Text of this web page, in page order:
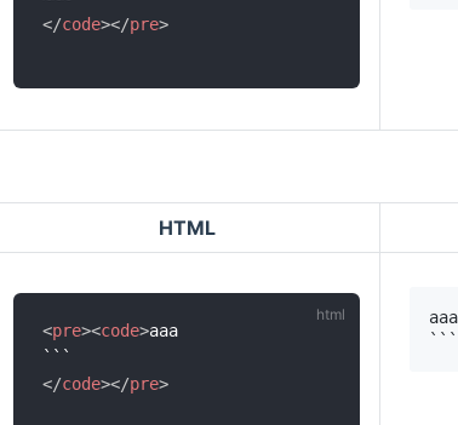
</code></pre>
HTML
<pre><code>aaa
</code></pre>